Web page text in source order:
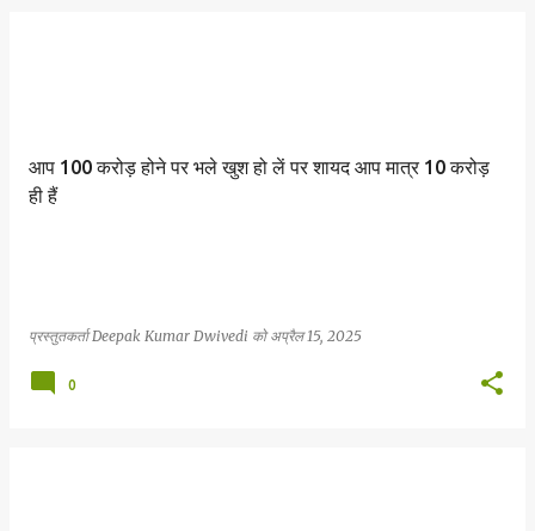
आप 100 करोड़ होने पर भले खुश हो लें पर शायद आप मात्र 10 करोड़
ही हैं
प्रस्तुतकर्ताDeepak Kumar Dwivedi कोअप्रैल 15, 2025
0